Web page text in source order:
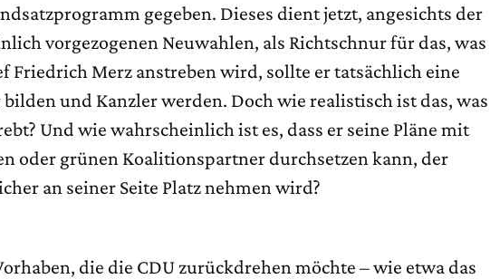
gegeben. Dieses dient jetzt, angesichts der
vorgezogenen Neuwahlen, als Richtschnur für das, was
Friedrich Merz anstreben wird, sollte er tatsächlich eine
bilden und Kanzler werden. Doch wie realistisch ist das, was
Und wie wahrscheinlich ist es, dass er seine Pläne mit
oder grünen Koalitionspartner durchsetzen kann, der
an seiner Seite Platz nehmen wird?
die die CDU zurückdrehen möchte – wie etwa das